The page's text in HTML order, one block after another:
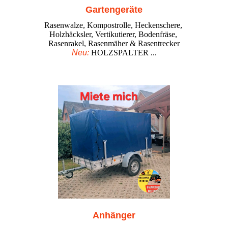
Gartengeräte
Rasenwalze, Kompostrolle, Heckenschere,
Holzhäcksler, Vertikutierer, Bodenfräse,
Rasenrakel, Rasenmäher & Rasentrecker
Neu:HOLZSPALTER ...
Anhänger